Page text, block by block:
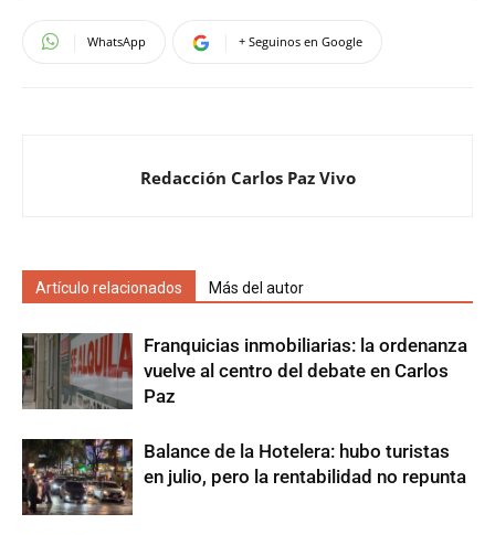
WhatsApp + Seguinos en Google
Redacción Carlos Paz Vivo
Artículo relacionados Más del autor
Franquicias inmobiliarias: la ordenanza
vuelve al centro del debate en Carlos
Paz
Balance de la Hotelera: hubo turistas
en julio, pero la rentabilidad no repunta